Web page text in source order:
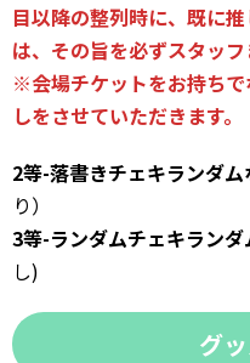
目以降の整列時に、既に
は、その旨を必ずスタッフ
※会場チケットをお持ち
しをさせていただきます。
2等-落書きチェキランダ
り）
3等-ランダムチェキラン
し)
グ